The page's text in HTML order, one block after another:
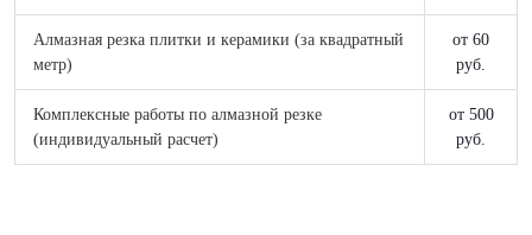
Алмазная резка плитки и керамики (за квадратный
метр)
от 60
руб.
Комплексные работы по алмазной резке
(индивидуальный расчет)
от 500
руб.